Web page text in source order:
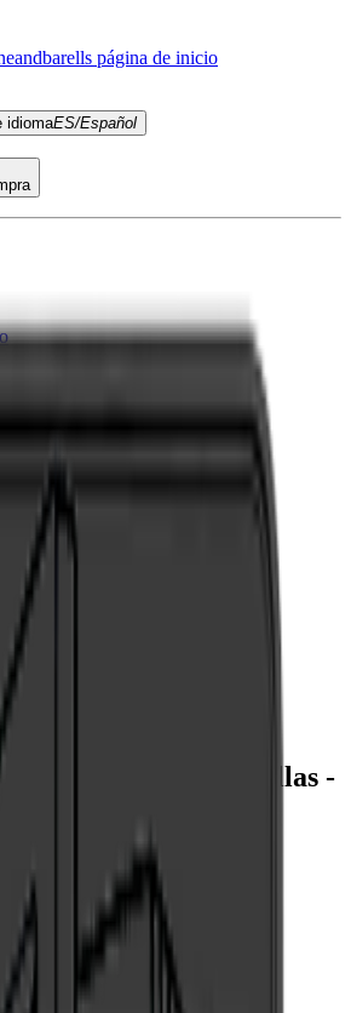
página de inicio
idiomaES/Español
Edition - 77 botellas -
Negro
energética